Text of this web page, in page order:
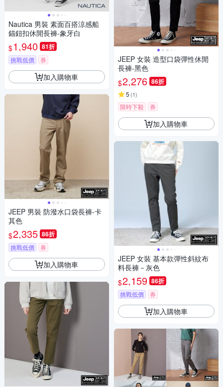
Nautica 男裝 素面百搭涼感船
錨鈕扣休閒長褲-象牙白
$1,940 81折
挑戰低價 券
加入購物車
JEEP 男裝 防潑水口袋長褲-卡
其色
$2,335 86折
挑戰低價 券
加入購物車
JEEP 女裝 造型口袋彈性休閒
長褲-黑色
$2,276 86折
5 (1)
限時下殺 券
加入購物車
JEEP 女裝 基本款彈性斜紋布
料長褲－灰色
$2,159 86折
挑戰低價 券
加入購物車